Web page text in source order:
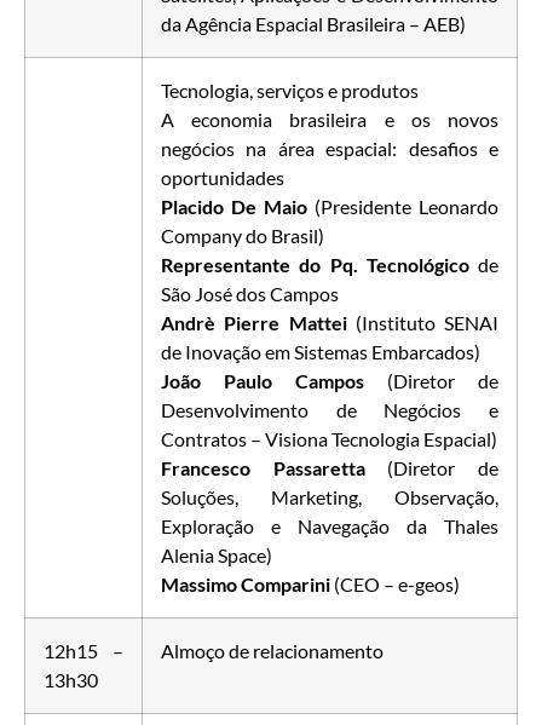
da Agência Espacial Brasileira – AEB)
Tecnologia, serviços e produtos
A economia brasileira e os novos
negócios na área espacial: desafios e
oportunidades
Placido De Maio (Presidente Leonardo
Company do Brasil)
Representante do Pq. Tecnológico de
São José dos Campos
Andrè Pierre Mattei(Instituto SENAI
de Inovação em Sistemas Embarcados)
João Paulo Campos (Diretor de
Desenvolvimento de Negócios e
Contratos – Visiona Tecnologia Espacial)
Francesco Passaretta(Diretor de
Soluções, Marketing, Observação,
Exploração e Navegação da Thales
Alenia Space)
Massimo Comparini (CEO – e-geos)
12h15 –
13h30
Almoço de relacionamento